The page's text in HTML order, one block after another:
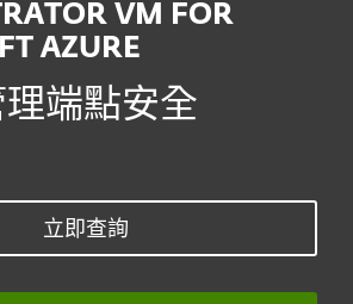
VM FOR
AZURE
端點安全
立即查詢